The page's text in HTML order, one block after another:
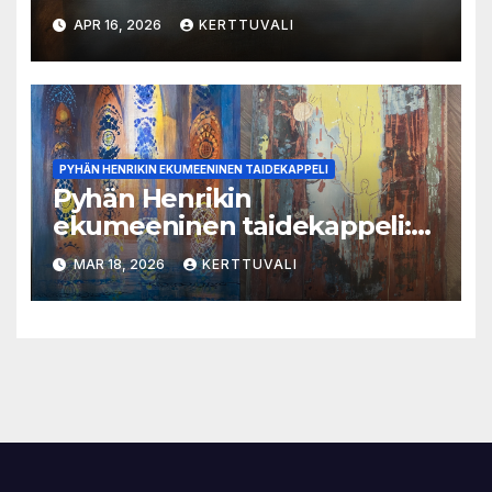
toukokuussa
APR 16, 2026 KERTTUVALI
PYHÄN HENRIKIN EKUMEENINEN TAIDEKAPPELI
Pyhän Henrikin
ekumeeninen taidekappeli:
Aino Kivisaaren huhtikuisessa
taidenäyttelyssä kuva puhuu
hiljaa
MAR 18, 2026 KERTTUVALI